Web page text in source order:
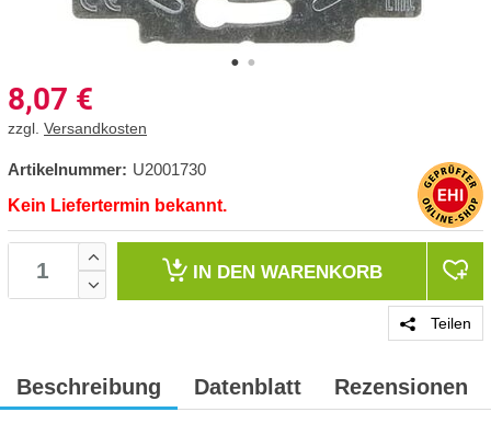
8,07 €
zzgl. Versandkosten
Artikelnummer: U2001730
Kein Liefertermin bekannt.
IN DEN WARENKORB
Teilen
Beschreibung Datenblatt Rezensionen